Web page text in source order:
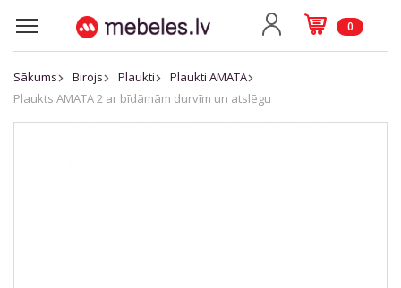
0
Sākums Birojs Plaukti
Plaukti AMATA
Plaukts AMATA 2 ar bīdāmām durvīm un atslēgu